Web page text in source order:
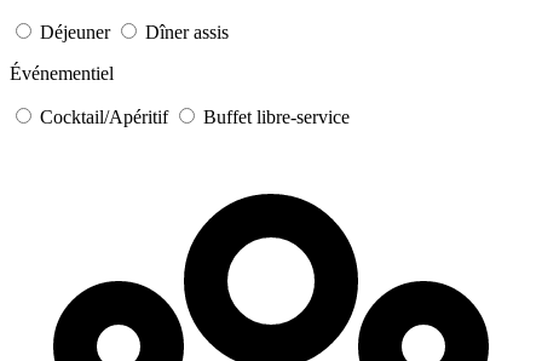
Déjeuner
Dîner assis
Événementiel
Cocktail/Apéritif Buffet libre-service